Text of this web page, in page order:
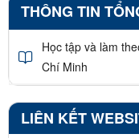
THÔNG TIN
Học tập và làm
Chí Minh
LIÊN KẾT